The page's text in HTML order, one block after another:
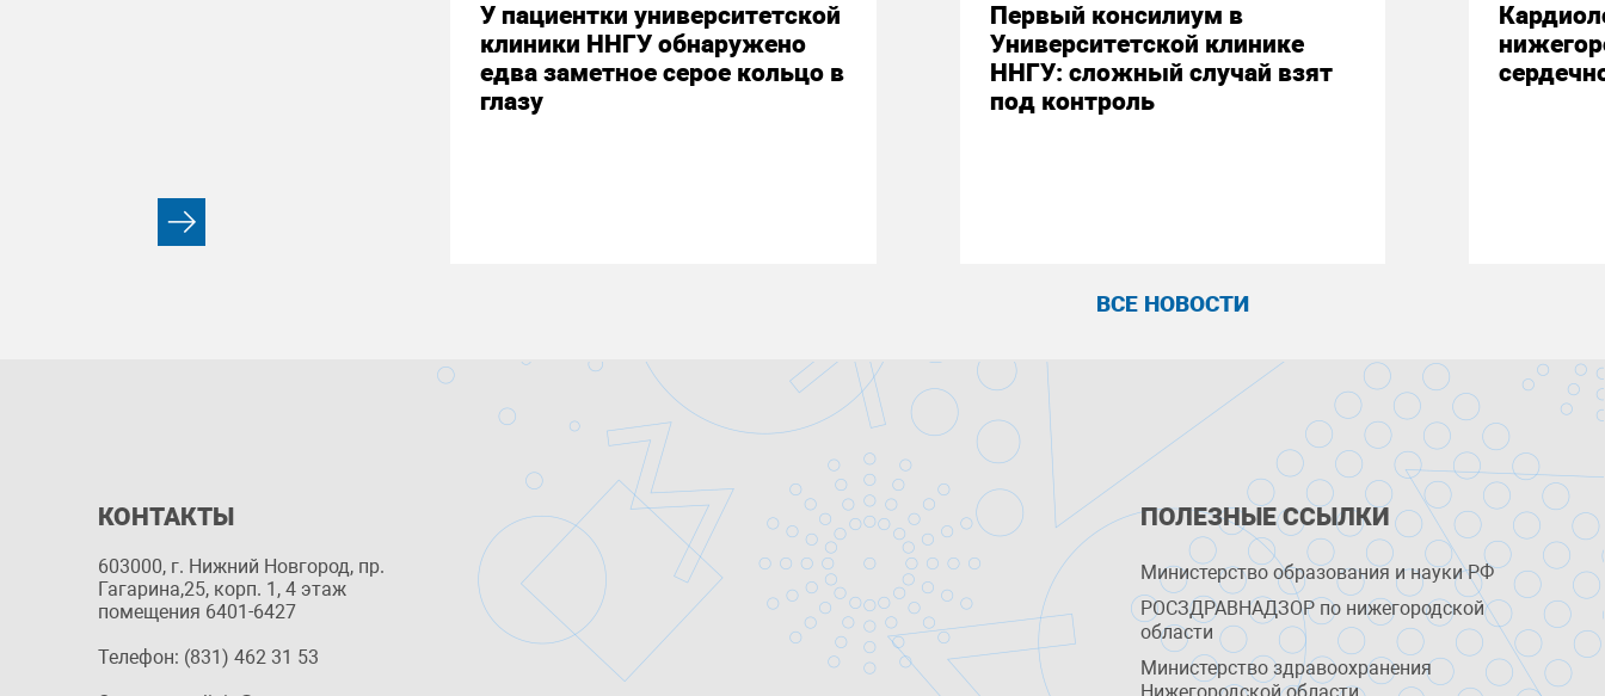
У пациентки университетской
клиники ННГУ обнаружено
едва заметное серое кольцо в
глазу
Первый консилиум в
Университетской клинике
ННГУ: сложный случай взят
под контроль
ВСЕ НОВОСТИ
КОНТАКТЫ
603000, г. Нижний Новгород, пр.
Гагарина,25, корп. 1, 4 этаж
помещения 6401-6427
Телефон: (831) 462 31 53
ПОЛЕЗНЫЕ ССЫЛКИ
Министерство образования и науки РФ
РОСЗДРАВНАДЗОР по нижегородской
области
Министерство здравоохранения